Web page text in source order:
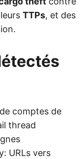
TTPs, et des
comptes de
thread
URLs vers